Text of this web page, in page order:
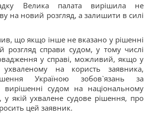
Велика палата вирішила не
на новий розгляд, а залишити в силі
що якщо інше не вказано у рішенні
розгляд справи судом, у тому числі
у справі, можливий, якщо у
на користь заявника,
Україною зобов`язань за
вирішенні судом на національному
у якій ухвалене судове рішення, про
цей заявник.